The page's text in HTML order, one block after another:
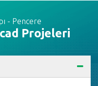
- Pencere
Projeleri